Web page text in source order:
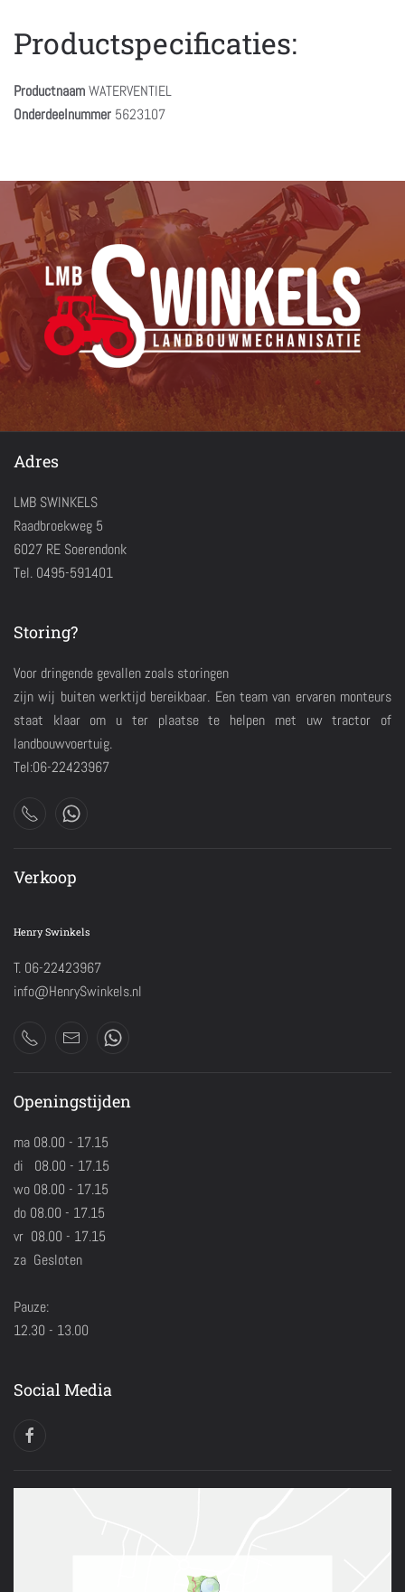
Productspecificaties:
ProductnaamWATERVENTIEL
Onderdeelnummer 5623107
Adres
LMB SWINKELS
Raadbroekweg 5
6027 RE Soerendonk
Tel. 0495-591401
Storing?
Voor dringende gevallen zoals storingen
zijn wij buiten werktijd bereikbaar. Een team van ervaren monteurs
staat klaar om u ter plaatse te helpen met uw tractor of
landbouwvoertuig.
Tel:06-22423967
Verkoop
Henry Swinkels
T. 06-22423967
info@HenrySwinkels.nl
Openingstijden
ma 08.00 - 17.15
di 08.00 - 17.15
wo 08.00 - 17.15
do 08.00 - 17.15
vr 08.00 - 17.15
za Gesloten
Pauze:
12.30 - 13.00
Social Media